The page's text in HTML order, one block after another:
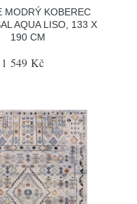
MODRÝ KOBEREC
AQUA LISO, 133 X
190 CM
1 549 Kč